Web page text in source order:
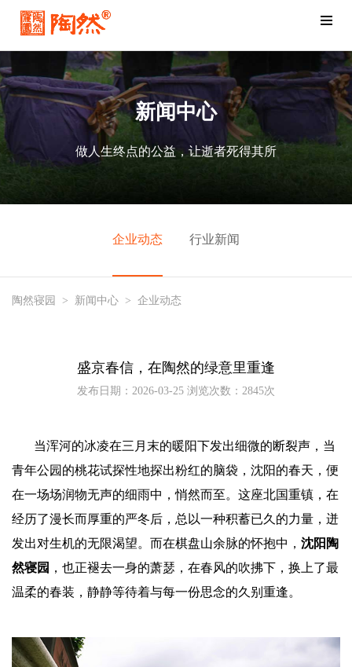
新闻中心
做人生终点的公益，让逝者死得其所
企业动态 行业新闻
陶然寝园 > 新闻中心 > 企业动态
盛京春信，在陶然的绿意里重逢
发布日期：2026-03-25 浏览次数：2845次
当浑河的冰凌在三月末的暖阳下发出细微的断裂声，当
青年公园的桃花试探性地探出粉红的脑袋，沈阳的春天，便
在一场场润物无声的细雨中，悄然而至。这座北国重镇，在
经历了漫长而厚重的严冬后，总以一种积蓄已久的力量，迸
发出对生机的无限渴望。而在棋盘山余脉的怀抱中， 沈阳 陶
然寝园 ，也正褪去一身的萧瑟，在春风的吹拂下，换上了最
温柔的春装，静静等待着与每一份思念的久别重逢。